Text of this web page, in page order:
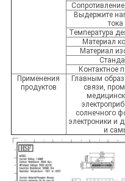
Выдержите
тока
Температура
Материал
Материал
Контактное
Применения
продуктов
Главным
связи,
солнечного
электроники и
и